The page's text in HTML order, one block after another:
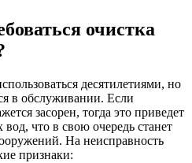
очистка
десятилетиями, но
в обслуживании. Если
засорен, тогда это приведет
что в свою очередь станет
На неисправность
признаки: